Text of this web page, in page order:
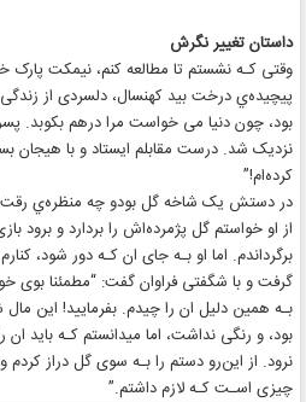
داستان تغییر نگرش
وقتی کـه نشستم تا مطالعه کنم، نیمکت پارک
پیچیده‌ي درخت بید کهنسال، دلسردی از
بود، چون دنیا می خواست مرا درهم بکوبد.
نزدیک شد. درست مقابلم ایستاد و با هیجان
کرده‌ام!”
در دستش یک شاخه گل بودو چه منظره‌ي
از او خواستم گل پژمرده‌اش را بردارد و برود
برگرداندم. اما او بـه جای ان کـه دور شود،
گرفت و با شگفتی فراوان گفت: “مطمئنا بوی
بـه همین دلیل ان را چیدم. بفرمایید! این
بود، و رنگی نداشت، اما میدانستم کـه باید ان
نرود. از این‌رو دستم را بـه سوی گل دراز
چیزی اسـت کـه لازم داشتم.”